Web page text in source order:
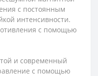
с постоянным
интенсивности.
с помощью
и современный
с помощью